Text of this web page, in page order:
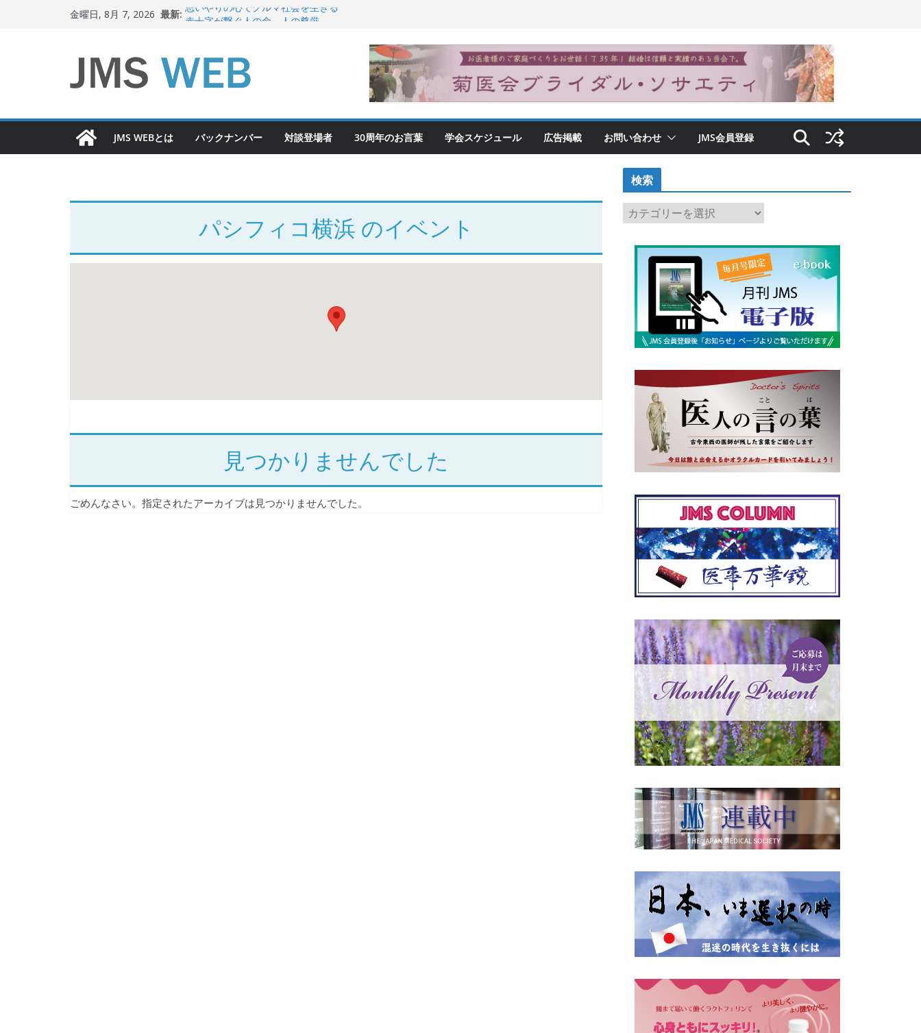
ス
金曜日, 8月 7, 2026 最新: 思いやりの心でクルマ社会を生きる
関東大震災から100 年
新生ニッポン！
JMS WEBとは バックナンバー 対談登場者 30周年のお言葉 学会スケジュール 広告掲載 お問い合わせ JMS会員登録
パシフィコ横浜 のイベント
見つかりませんでした
ごめんなさい。指定されたアーカイブは見つかりませんでした。
検索
検
索